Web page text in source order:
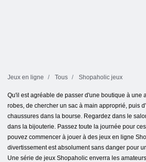
Jeux en ligne Tous Shopaholic jeux
Qu'il est agréable de passer d'une boutique à une
robes, de chercher un sac à main approprié, puis
chaussures dans la bourse. Regardez dans le
dans la bijouterie. Passez toute la journée pour
pouvez commencer à jouer à des jeux en ligne
divertissement est absolument sans danger pour
Une série de jeux Shopaholic enverra les